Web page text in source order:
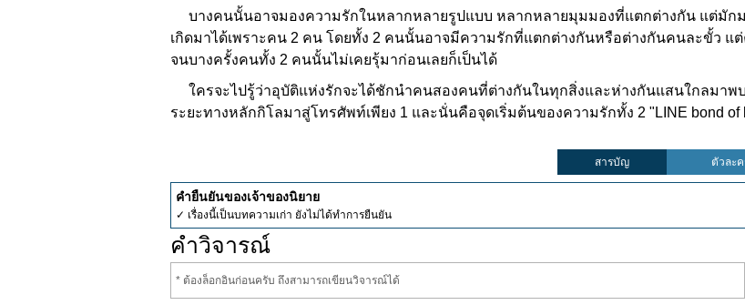
บางคนนั้นอาจมองความรักในหลากหลายรูปแบบ หลากหลายมุมมองที่แตกต่างกัน แต่มั
เกิดมาได้เพราะคน 2 คน โดยทั้ง 2 คนนั้นอาจมีความรักที่แตกต่างกันหรือต่างกันคนละขั้ว
จนบางครั้งคนทั้ง 2 คนนั้นไม่เคยรุ้มาก่อนเลยก็เป็นได้
ใครจะไปรู้ว่าอุบัติแห่งรักจะได้ชักนำคนสองคนที่ต่างกันในทุกสิ่งและห่างกันแสนใกลมาพบ
ระยะทางหลักกิโลมาสู่โทรศัพท์เพียง 1 และนั่นคือจุดเริ่มต้นของความรักทั้ง 2 "LINE bond of
สารบัญ ตัวละ
คำยืนยันของเจ้าของนิยาย
✓ เรื่องนี้เป็นบทความเก่า ยังไม่ได้ทำการยืนยัน
คำวิจารณ์
* ต้องล็อกอินก่อนครับ ถึงสามารถเขียนวิจารณ์ได้